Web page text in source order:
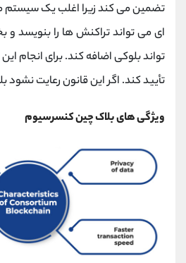
تضمین می کند زیرا اغلب یک سیستم
ای می تواند تراکنش ها را بنویسد و
تواند بلوکی اضافه کند. برای انجام این
تأیید کند. اگر این قانون رعایت
ویژگی های بلاک چین کنسرسیوم